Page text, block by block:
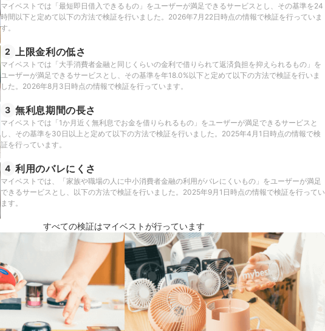
マイベストでは「最短即日借入できるもの」をユーザーが満足できるサービスとし、その基準を24
時間以下と定めて以下の方法で検証を行いました。2026年7月22日時点の情報で検証を行っていま
す。
2 上限金利の低さ
マイベストでは「大手消費者金融と同じくらいの金利で借りられて返済負担を抑えられるもの」を
ユーザーが満足できるサービスとし、その基準を年18.0%以下と定めて以下の方法で検証を行いま
した。2026年8月3日時点の情報で検証を行っています。
3 無利息期間の長さ
マイベストでは「1か月近く無利息でお金を借りられるもの」をユーザーが満足できるサービスと
し、その基準を30日以上と定めて以下の方法で検証を行いました。2025年4月1日時点の情報で検
証を行っています。
4 利用のバレにくさ
マイベストでは、「家族や職場の人に中小消費者金融の利用がバレにくいもの」をユーザーが満足
できるサービスとし、以下の方法で検証を行いました。2025年9月1日時点の情報で検証を行ってい
ます。
すべての検証はマイベストが行っています